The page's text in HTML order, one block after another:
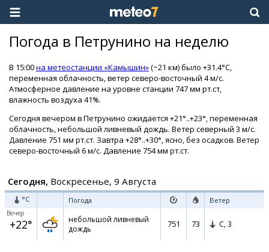
Погода в Петрунино на неделю
В 15:00на метеостанции «Камышин»(~21 км) было +31.4°C,
переменная облачность, ветер северо-восточный 4 м/с.
Атмосферное давление на уровне станции 747 мм рт.ст,
влажность воздуха 41%.
Сегодня вечером в Петрунино ожидается +21°..+23°, переменная
облачность, небольшой ливневый дождь. Ветер северный 3 м/с.
Давление 751 мм рт.ст. Завтра +28°..+30°, ясно, без осадков. Ветер
северо-восточный 6 м/с. Давление 754 мм рт.ст.
Сегодня, Воскресенье, 9 Августа
°C Погода Ветер
Вечер
+22°
небольшой ливневый
дождь
751 73 С, 3